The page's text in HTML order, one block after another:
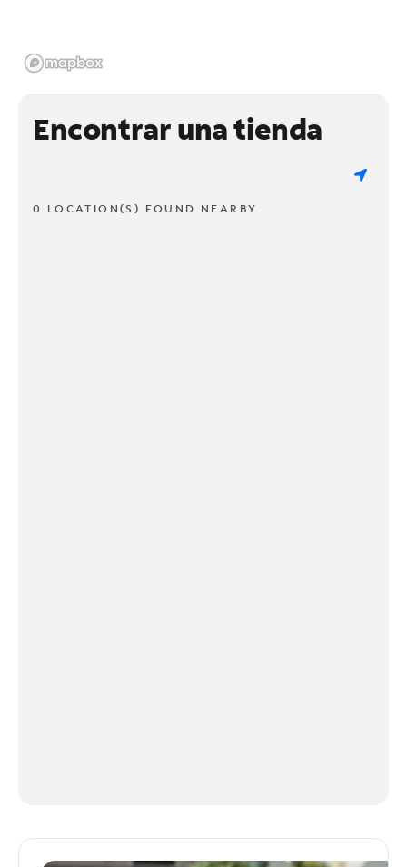
Encontrar una tienda
0 LOCATION(S) FOUND NEARBY